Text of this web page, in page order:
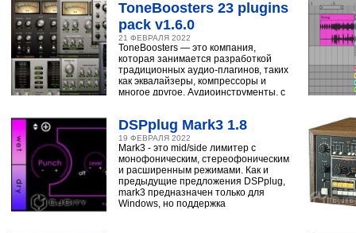
ToneBoosters 23 plugins
pack v1.6.0
21 ФЕВРАЛЯ 2022
ToneBoosters — это компания,
которая занимается разработкой
традиционных аудио-плагинов, таких
как эквалайзеры, компрессоры и
многое другое. Аудиоинструменты, с
DSPplug Mark3 1.8
19 ФЕВРАЛЯ 2022
Mark3 - это mid/side лимитер с
монофоническим, стереофоническим
и расширенным режимами. Как и
предыдущие предложения DSPplug,
mark3 предназначен только для
Windows, но поддержка